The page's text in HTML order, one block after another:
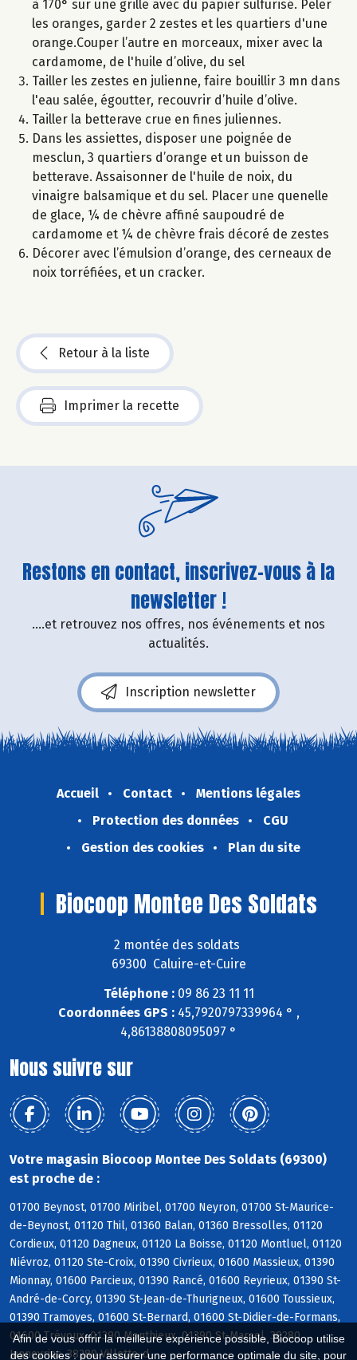
Afin de vous offrir la meilleure expérience possible, Biocoop utilise
des cookies : pour assurer une performance optimale du site, pour
à 170° sur une grille avec du papier sulfurisé. Peler
les oranges, garder 2 zestes et les quartiers d'une
orange.Couper l’autre en morceaux, mixer avec la
cardamome, de l'huile d’olive, du sel
Tailler les zestes en julienne, faire bouillir 3 mn dans
l'eau salée, égoutter, recouvrir d’huile d’olive.
Tailler la betterave crue en fines juliennes.
Dans les assiettes, disposer une poignée de
mesclun, 3 quartiers d’orange et un buisson de
betterave. Assaisonner de l'huile de noix, du
vinaigre balsamique et du sel. Placer une quenelle
de glace, ¼ de chèvre affiné saupoudré de
cardamome et ¼ de chèvre frais décoré de zestes
Décorer avec l’émulsion d’orange, des cerneaux de
noix torréfiées, et un cracker.
Retour à la liste
Imprimer la recette
Restons en contact, inscrivez-vous à la
newsletter !
....et retrouvez nos offres, nos événements et nos
actualités.
Inscription newsletter
Accueil Contact
Mentions légales
Protection des données
CGU
Gestion des cookies
Plan du site
Biocoop Montee Des Soldats
2 montée des soldats
69300 Caluire-et-Cuire
Téléphone :09 86 23 11 11
Coordonnées GPS :45,7920797339964 ° ,
4,86138808095097 °
Nous suivre sur
Votre magasin Biocoop Montee Des Soldats (69300)
est proche de :
01700 Beynost, 01700 Miribel, 01700 Neyron, 01700 St-Maurice-
de-Beynost, 01120 Thil, 01360 Balan, 01360 Bressolles, 01120
Cordieux, 01120 Dagneux, 01120 La Boisse, 01120 Montluel, 01120
Niévroz, 01120 Ste-Croix, 01390 Civrieux, 01600 Massieux, 01390
Mionnay, 01600 Parcieux, 01390 Rancé, 01600 Reyrieux, 01390 St-
André-de-Corcy, 01390 St-Jean-de-Thurigneux, 01600 Toussieux,
01390 Tramoyes, 01600 St-Bernard, 01600 St-Didier-de-Formans,
01600 Trévoux, 01390 Monthieux, 01390 St-Marcel, 38280
Janneyrias, 38280 Villette-d